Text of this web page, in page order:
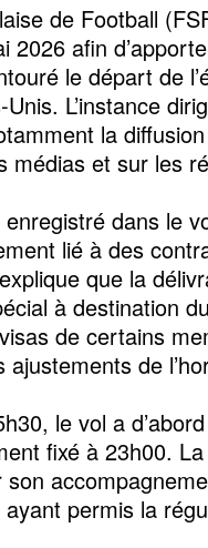
de Football
2026 afin
le départ de
L’instance
la
médias et sur les
dans le
lié à des
que la
à destination
de certains
de
le vol a
fixé à 23h00.
permis la